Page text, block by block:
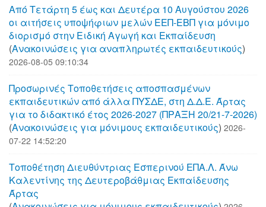
Από Τετάρτη 5 έως και Δευτέρα 10 Αυγούστου 2026
οι αιτήσεις υποψήφιων μελών ΕΕΠ-ΕΒΠ για μόνιμο
διορισμό στην Ειδική Αγωγή και Εκπαίδευση
(Aνακοινώσεις για αναπληρωτές εκπαιδευτικούς)
2026-08-05 09:10:34
Προσωρινές Τοποθετήσεις αποσπασμένων
εκπαιδευτικών από άλλα ΠΥΣΔΕ, στη Δ.Δ.Ε. Άρτας
για το διδακτικό έτος 2026-2027 (ΠΡΑΞΗ 20/21-7-2026)
(Aνακοινώσεις για μόνιμους εκπαιδευτικούς) 2026-
07-22 14:52:20
Τοποθέτηση Διευθύντριας Εσπερινού ΕΠΑ.Λ. Άνω
Καλεντίνης της Δευτεροβάθμιας Εκπαίδευσης
Άρτας